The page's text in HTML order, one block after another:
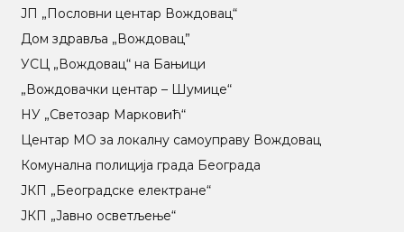
ЈП „Пословни центар Вождовац“
Дом здравља „Вождовац”
УСЦ „Вождовац“ на Бањици
„Вождовачки центар – Шумице“
НУ „Светозар Марковић“
Центар МO за локалну самоуправу Вождовац
Комунална полиција града Београда
ЈКП „Београдске електране“
ЈКП „Јавно осветљење“